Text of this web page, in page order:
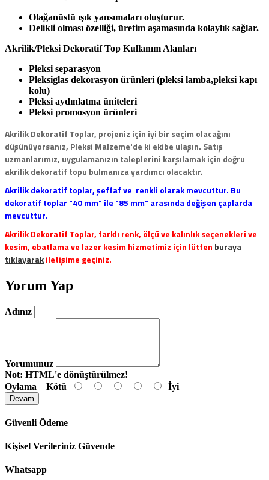
Olağanüstü ışık yansımaları oluşturur.
Delikli olması özelliği, üretim aşamasında kolaylık sağlar.
Akrilik/Pleksi Dekoratif Top Kullanım Alanları
Pleksi separasyon
Pleksiglas dekorasyon ürünleri (pleksi lamba,pleksi kapı
kolu)
Pleksi aydınlatma üniteleri
Pleksi promosyon ürünleri
Akrilik Dekoratif Toplar, projeniz için iyi bir seçim olacağını
düşünüyorsanız, Pleksi Malzeme'de ki ekibe ulaşın. Satış
uzmanlarımız, uygulamanızın taleplerini karşılamak için doğru
akrilik dekoratif topu bulmanıza yardımcı olacaktır.
Akrilik dekoratif toplar, şeffaf ve renkli olarak mevcuttur. Bu
dekoratif toplar "40 mm" ile "85 mm" arasında değişen çaplarda
mevcuttur.
Akrilik Dekoratif Toplar, farklı renk, ölçü ve kalınlık seçenekleri ve
kesim, ebatlama ve lazer kesim hizmetimiz için lütfen buraya
tıklayarakiletişime geçiniz.
Yorum Yap
Adınız
Yorumunuz
Not: HTML'e dönüştürülmez!
Oylama Kötü İyi
Devam
Güvenli Ödeme
Kişisel Verileriniz Güvende
Whatsapp